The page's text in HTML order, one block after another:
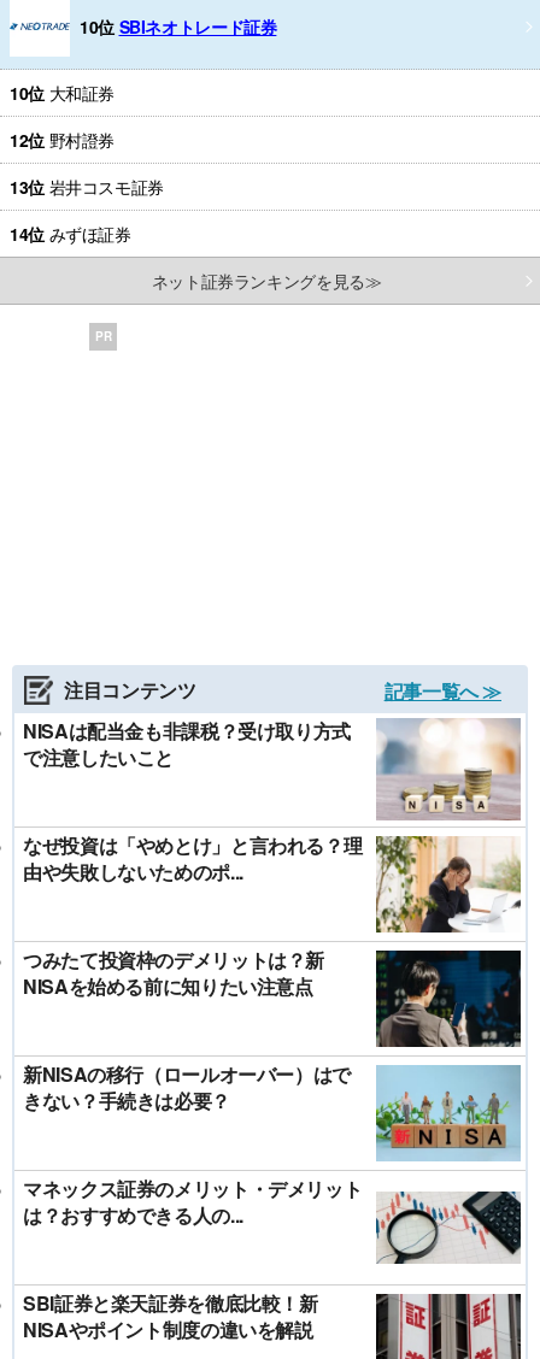
10位 SBIネオトレード証券
10位 大和証券
12位 野村證券
13位 岩井コスモ証券
14位 みずほ証券
ネット証券ランキングを見る≫
PR
注目コンテンツ
記事一覧へ ≫
NISAは配当金も非課税？受け取り方式
で注意したいこと
なぜ投資は「やめとけ」と言われる？理
由や失敗しないためのポ...
つみたて投資枠のデメリットは？新
NISAを始める前に知りたい注意点
新NISAの移行（ロールオーバー）はで
きない？手続きは必要？
マネックス証券のメリット・デメリット
は？おすすめできる人の...
SBI証券と楽天証券を徹底比較！新
NISAやポイント制度の違いを解説